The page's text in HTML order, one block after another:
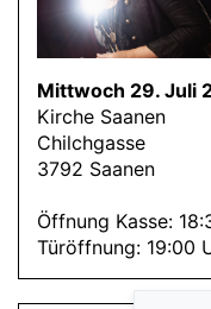
Mittwoch 29. Juli
Kirche Saanen
Chilchgasse
3792 Saanen
Öffnung Kasse:
Türöffnung: 19:00